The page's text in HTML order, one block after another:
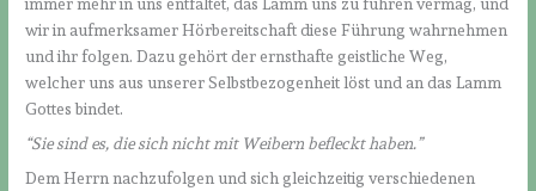
wir in aufmerksamer Hörbereitschaft diese Führung wahrnehmen
und ihr folgen. Dazu gehört der ernsthafte geistliche Weg,
welcher uns aus unserer Selbstbezogenheit löst und an das Lamm
Gottes bindet.
“Sie sind es, die sich nicht mit Weibern befleckt haben.”
Dem Herrn nachzufolgen und sich gleichzeitig verschiedenen